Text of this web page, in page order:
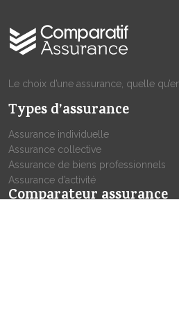
Le choix d’une assurance, quelle
Types d’assurance
Assurance individuelle
Assurance collective
Assurance de biens professionnels
Assurance d’activité
Comparateur assurance